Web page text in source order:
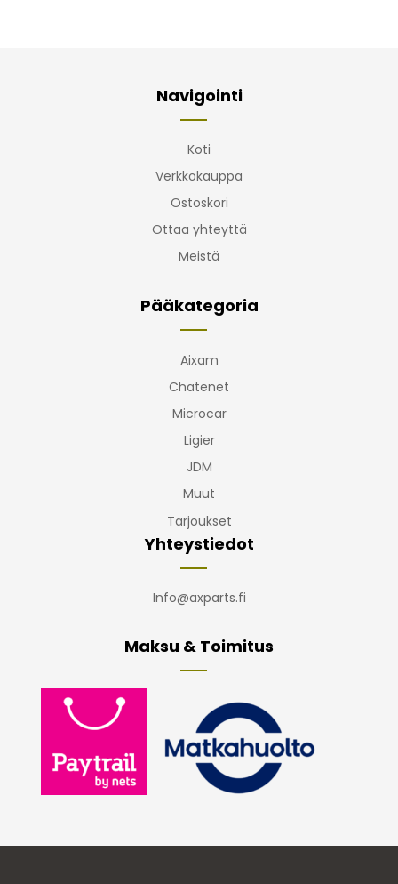
Navigointi
Koti
Verkkokauppa
Ostoskori
Ottaa yhteyttä
Meistä
Pääkategoria
Aixam
Chatenet
Microcar
Ligier
JDM
Muut
Tarjoukset
Yhteystiedot
Info@axparts.fi
Maksu & Toimitus